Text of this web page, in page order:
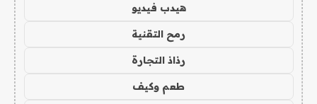
هيدب فيديو
رمح التقنية
رذاذ التجارة
طعم وكيف